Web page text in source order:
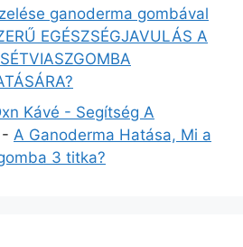
ganoderma gombával
EGÉSZSÉGJAVULÁS A
Kávé - Segítség A
- A Ganoderma Hatása, Mi a
3 titka?